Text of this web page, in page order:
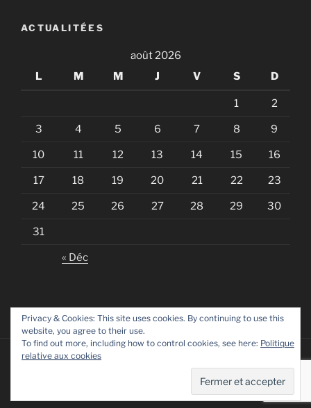
ACTUALITÉES
août 2026
L
M M J V S D
1 2
3 4 5 6 7 8 9
10 11 12 13 14 15 16
17 18 19 20 21 22 23
24 25 26 27 28 29 30
31
« Déc
Privacy & Cookies: This site uses cookies. By continuing to use this
website, you agree to their use.
To find out more, including how to control cookies, see here: Politique
relative aux cookies